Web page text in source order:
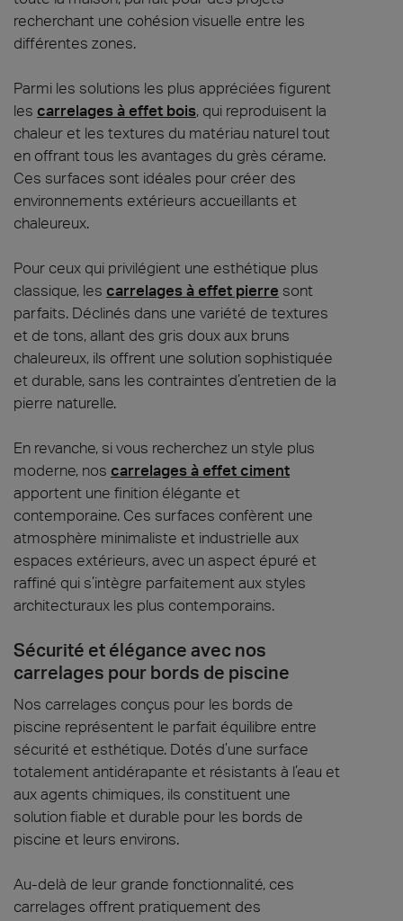
recherchant une cohésion visuelle entre les
différentes zones.
Parmi les solutions les plus appréciées figurent
les carrelages à effet bois, qui reproduisent la
chaleur et les textures du matériau naturel tout
en offrant tous les avantages du grès cérame.
Ces surfaces sont idéales pour créer des
environnements extérieurs accueillants et
chaleureux.
Pour ceux qui privilégient une esthétique plus
classique, les carrelages à effet pierre sont
parfaits. Déclinés dans une variété de textures
et de tons, allant des gris doux aux bruns
chaleureux, ils offrent une solution sophistiquée
et durable, sans les contraintes d’entretien de la
pierre naturelle.
En revanche, si vous recherchez un style plus
moderne, nos carrelages à effet ciment
apportent une finition élégante et
contemporaine. Ces surfaces confèrent une
atmosphère minimaliste et industrielle aux
espaces extérieurs, avec un aspect épuré et
raffiné qui s’intègre parfaitement aux styles
architecturaux les plus contemporains.
Sécurité et élégance avec nos
carrelages pour bords de piscine
Nos carrelages conçus pour les bords de
piscine représentent le parfait équilibre entre
sécurité et esthétique. Dotés d’une surface
totalement antidérapante et résistants à l’eau et
aux agents chimiques, ils constituent une
solution fiable et durable pour les bords de
piscine et leurs environs.
Au-delà de leur grande fonctionnalité, ces
carrelages offrent pratiquement des